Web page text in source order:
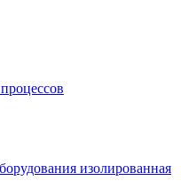
изолированная